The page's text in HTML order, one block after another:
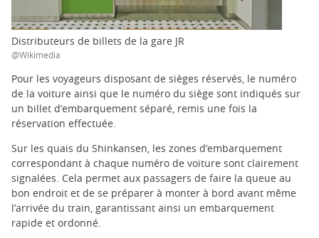
Distributeurs de billets de la gare JR
@Wikimedia
Pour les voyageurs disposant de sièges réservés, le numéro
de la voiture ainsi que le numéro du siège sont indiqués sur
un billet d’embarquement séparé, remis une fois la
réservation effectuée.
Sur les quais du Shinkansen, les zones d’embarquement
correspondant à chaque numéro de voiture sont clairement
signalées. Cela permet aux passagers de faire la queue au
bon endroit et de se préparer à monter à bord avant même
l’arrivée du train, garantissant ainsi un embarquement
rapide et ordonné.